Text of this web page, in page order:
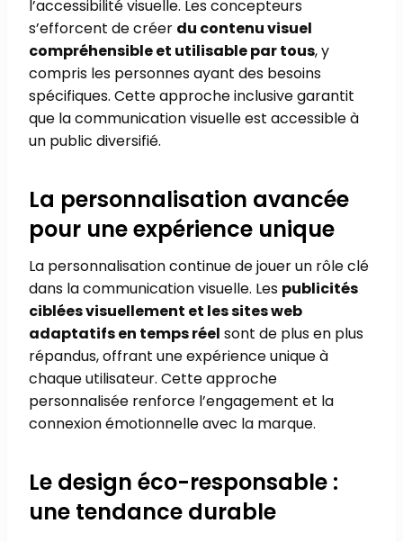
l’accessibilité visuelle. Les concepteurs
s’efforcent de créer du contenu visuel
compréhensible et utilisable par tous, y
compris les personnes ayant des besoins
spécifiques. Cette approche inclusive garantit
que la communication visuelle est accessible à
un public diversifié.
La personnalisation avancée
pour une expérience unique
La personnalisation continue de jouer un rôle clé
dans la communication visuelle. Les publicités
ciblées visuellement et les sites web
adaptatifs en temps réel sont de plus en plus
répandus, offrant une expérience unique à
chaque utilisateur. Cette approche
personnalisée renforce l’engagement et la
connexion émotionnelle avec la marque.
Le design éco-responsable :
une tendance durable